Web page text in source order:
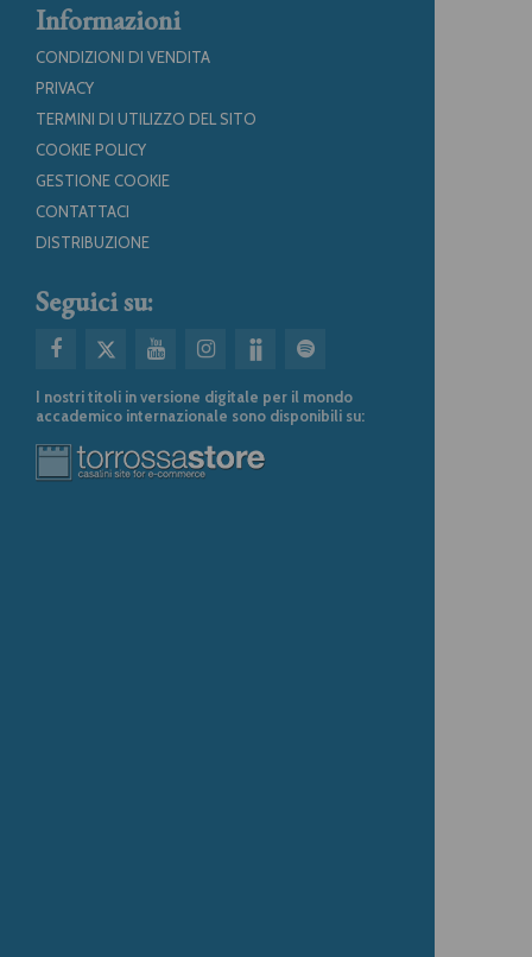
Informazioni
CONDIZIONI DI VENDITA
PRIVACY
TERMINI DI UTILIZZO DEL SITO
COOKIE POLICY
GESTIONE COOKIE
CONTATTACI
DISTRIBUZIONE
Seguici su:
I nostri titoli in versione digitale per il mondo
accademico internazionale sono disponibili su: